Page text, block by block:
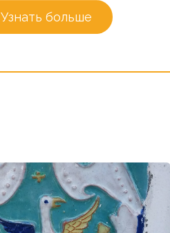
Узнать больше